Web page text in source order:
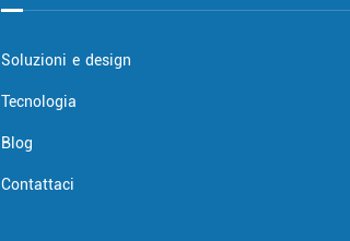
Soluzioni e design
Tecnologia
Blog
Contattaci